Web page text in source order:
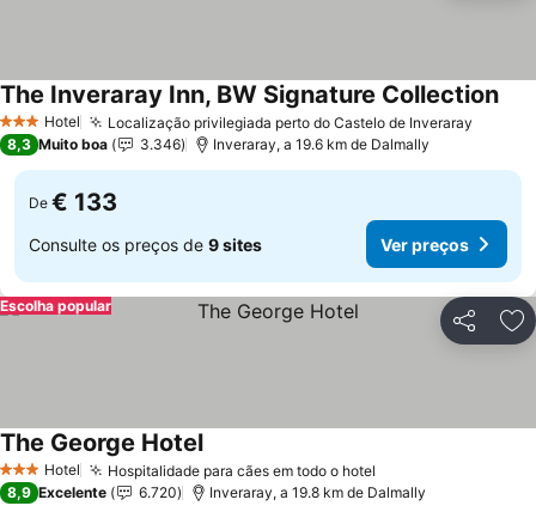
3 EstrelasHotel Localização privilegiada perto do Castelo de Inveraray
The Inveraray Inn, BW Signature CollectionVer
8,3 Muito boa 3.346 Inveraray, a 19.6 km de Dalmally
De € 133
Consulte os preços de 9 sites Ver preços
Partilhar
Escolha popular
3 EstrelasHotel Hospitalidade para cães em todo o hotel
The George HotelVer preços
8,9 Excelente 6.720 Inveraray, a 19.8 km de Dalmally